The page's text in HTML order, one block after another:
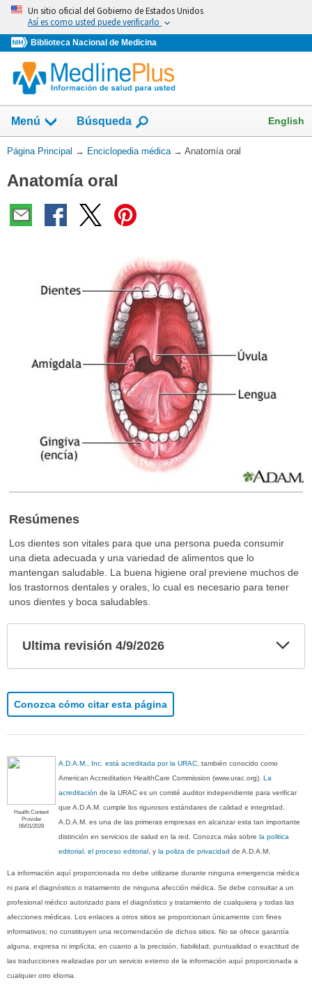
Omita
vaya
al
Contenido
Un sitio oficial del Gobierno de Estados Unidos
Así es como usted puede verificarlo
Biblioteca Nacional de Medicina
Menú Búsqueda English
Usted
aquí:
Página Principal → Enciclopedia médica → Anatomía oral
Anatomía oral
Resúmenes
Los dientes son vitales para que una persona pueda consumir
una dieta adecuada y una variedad de alimentos que lo
mantengan saludable. La buena higiene oral previene muchos de
los trastornos dentales y orales, lo cual es necesario para tener
unos dientes y boca saludables.
Ultima revisión 4/9/2026
Conozca cómo citar esta página
Health Content
Provider
06/01/2028
A.D.A.M., Inc. está acreditada por la URAC , también conocido como
American Accreditation HealthCare Commission (www.urac.org).La
acreditación de la URAC es un comité auditor independiente para verificar
que A.D.A.M. cumple los rigurosos estándares de calidad e integridad.
A.D.A.M. es una de las primeras empresas en alcanzar esta tan importante
distinción en servicios de salud en la red. Conozca más sobrela politica
editorial, el proceso editorial , yla poliza de privacidad de A.D.A.M.
La información aquí proporcionada no debe utilizarse durante ninguna emergencia médica
ni para el diagnóstico o tratamiento de ninguna afección médica. Se debe consultar a un
profesional médico autorizado para el diagnóstico y tratamiento de cualquiera y todas las
afecciones médicas. Los enlaces a otros sitios se proporcionan únicamente con fines
informativos; no constituyen una recomendación de dichos sitios. No se ofrece garantía
alguna, expresa ni implícita, en cuanto a la precisión, fiabilidad, puntualidad o exactitud de
las traducciones realizadas por un servicio externo de la información aquí proporcionada a
cualquier otro idioma.